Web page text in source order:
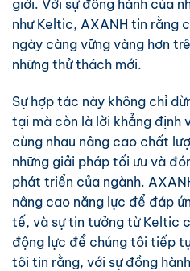
giới. Với sự đồng hành của
như Keltic, AXANH tin rằng
ngày càng vững vàng hơn
những thử thách mới.
Sự hợp tác này không chỉ
tại mà còn là lời khẳng định
cùng nhau nâng cao chất
những giải pháp tối ưu và
phát triển của ngành.
nâng cao năng lực để đáp
tế, và sự tin tưởng từ Keltic
động lực để chúng tôi tiếp
tôi tin rằng, với sự đồng